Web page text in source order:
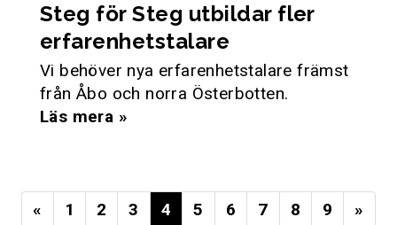
Steg för Steg utbildar fler
erfarenhetstalare
Vi behöver nya erfarenhetstalare främst
från Åbo och norra Österbotten.
Läs mera »
« 1 2 3 4 5 6 7 8 9 »